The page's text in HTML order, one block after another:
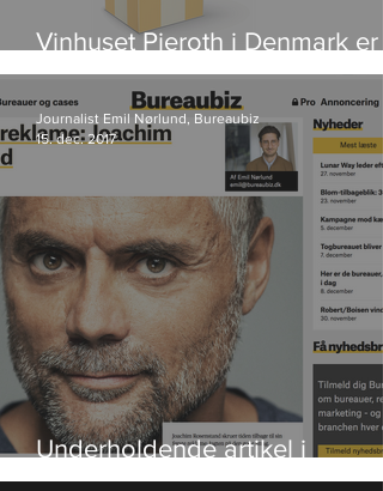
Vinhuset Pieroth i Denmark er
blevet til Noer & Kofod Wines
Underholdende artikel i
Bureaubiz
Journalist Emil Nørlund, Bureaubiz
15. dec. 2017